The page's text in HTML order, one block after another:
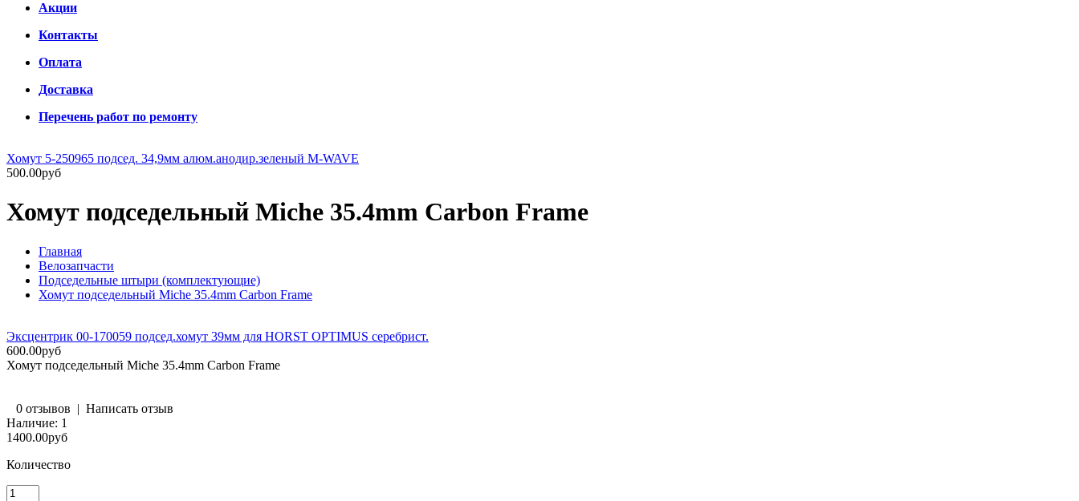
Акции
Контакты
Оплата
Доставка
Перечень работ по ремонту
Хомут 5-250965 подсед. 34,9мм алюм.анодир.зеленый M-WAVE
500.00руб
Хомут подседельный Miche 35.4mm Carbon Frame
Главная
Велозапчасти
Подседельные штыри (комплектующие)
Хомут подседельный Miche 35.4mm Carbon Frame
Эксцентрик 00-170059 подсед.хомут 39мм для HORST OPTIMUS серебрист.
600.00руб
Хомут подседельный Miche 35.4mm Carbon Frame
0 отзывов | Написать отзыв
Наличие: 1
1400.00руб
Количество